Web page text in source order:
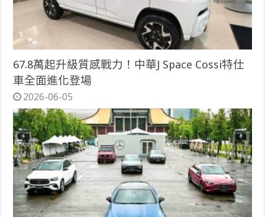
67.8萬起升級質感戰力！中華J Space Cossi特仕
車全面進化登場
2026-06-05